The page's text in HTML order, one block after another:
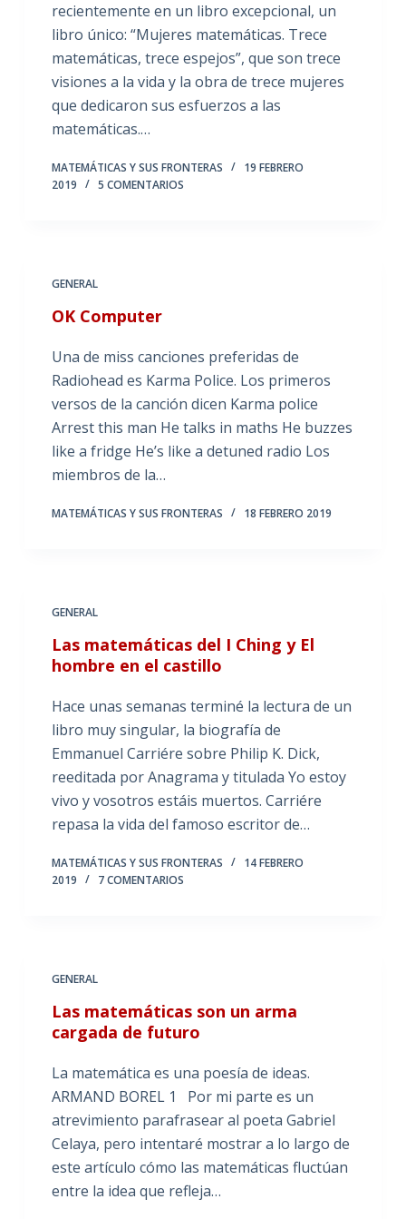
recientemente en un libro excepcional, un
libro único: “Mujeres matemáticas. Trece
matemáticas, trece espejos”, que son trece
visiones a la vida y la obra de trece mujeres
que dedicaron sus esfuerzos a las
matemáticas.…
MATEMÁTICAS Y SUS FRONTERAS
19 FEBRERO
2019
5 COMENTARIOS
GENERAL
OK Computer
Una de miss canciones preferidas de
Radiohead es Karma Police. Los primeros
versos de la canción dicen Karma police
Arrest this man He talks in maths He buzzes
like a fridge He’s like a detuned radio Los
miembros de la…
MATEMÁTICAS Y SUS FRONTERAS 18 FEBRERO 2019
GENERAL
Las matemáticas del I Ching y El
hombre en el castillo
Hace unas semanas terminé la lectura de un
libro muy singular, la biografía de
Emmanuel Carriére sobre Philip K. Dick,
reeditada por Anagrama y titulada Yo estoy
vivo y vosotros estáis muertos. Carriére
repasa la vida del famoso escritor de…
MATEMÁTICAS Y SUS FRONTERAS
14 FEBRERO
2019
7 COMENTARIOS
GENERAL
Las matemáticas son un arma
cargada de futuro
La matemática es una poesía de ideas.
ARMAND BOREL 1 Por mi parte es un
atrevimiento parafrasear al poeta Gabriel
Celaya, pero intentaré mostrar a lo largo de
este artículo cómo las matemáticas fluctúan
entre la idea que refleja…